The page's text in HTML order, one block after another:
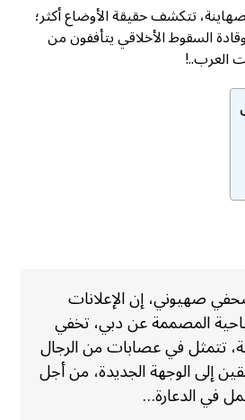
تتكشف حقيقة الأوضاع أكثر؛
السقوط الأخلاقي يتأففون من
العرب..!
صهيوني، إن الإعلانات
المصممة عن دبي، تخفي
تتمثل في عصابات من الرجال
إلى الوجهة الجديدة، من أجل
في الدعارة…